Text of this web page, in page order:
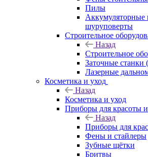
Пилы
Аккумуляторные
шуруповерты
Строительное
Назад
Строительное
Заточные станки
Лазерные
Косметика и уход
Назад
Косметика и уход
Приборы для красоты и
Назад
Приборы для
Фены и стайлеры
Зубные щётки
Бритвы